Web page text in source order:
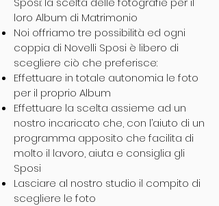
loro Album di Matrimonio
Noi offriamo tre possibilità ed ogni
coppia di Novelli Sposi è libero di
scegliere ciò che preferisce:
Effettuare in totale autonomia le foto
per il proprio Album
Effettuare la scelta assieme ad un
nostro incaricato che, con l’aiuto di un
programma apposito che facilita di
molto il lavoro, aiuta e consiglia gli
Sposi
Lasciare al nostro studio il compito di
scegliere le foto